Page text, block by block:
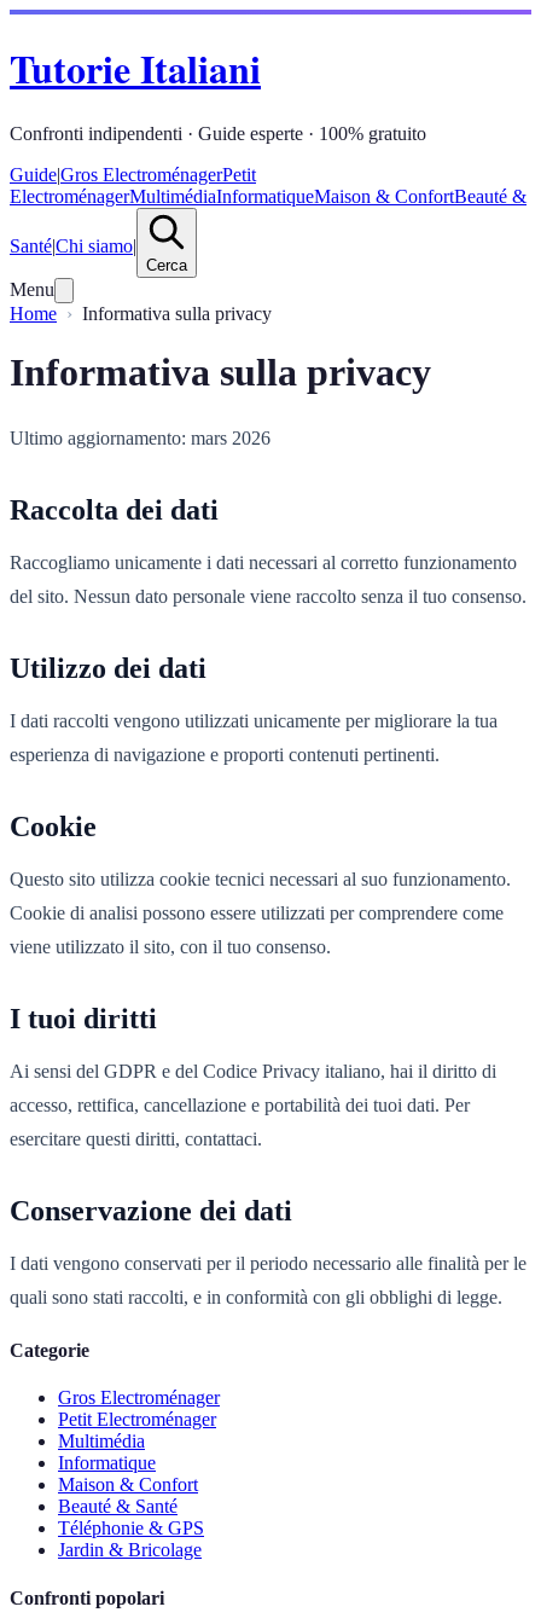
Tutorie Italiani
Confronti indipendenti · Guide esperte · 100% gratuito
Guide|Gros ElectroménagerPetit
ElectroménagerMultimédiaInformatiqueMaison & ConfortBeauté &
Santé|Chi siamo|
Cerca
Menu
Home
Informativa sulla privacy
Informativa sulla privacy
Ultimo aggiornamento: mars 2026
Raccolta dei dati
Raccogliamo unicamente i dati necessari al corretto funzionamento
del sito. Nessun dato personale viene raccolto senza il tuo consenso.
Utilizzo dei dati
I dati raccolti vengono utilizzati unicamente per migliorare la tua
esperienza di navigazione e proporti contenuti pertinenti.
Cookie
Questo sito utilizza cookie tecnici necessari al suo funzionamento.
Cookie di analisi possono essere utilizzati per comprendere come
viene utilizzato il sito, con il tuo consenso.
I tuoi diritti
Ai sensi del GDPR e del Codice Privacy italiano, hai il diritto di
accesso, rettifica, cancellazione e portabilità dei tuoi dati. Per
esercitare questi diritti, contattaci.
Conservazione dei dati
I dati vengono conservati per il periodo necessario alle finalità per le
quali sono stati raccolti, e in conformità con gli obblighi di legge.
Categorie
Gros Electroménager
Petit Electroménager
Multimédia
Informatique
Maison & Confort
Beauté & Santé
Téléphonie & GPS
Jardin & Bricolage
Confronti popolari